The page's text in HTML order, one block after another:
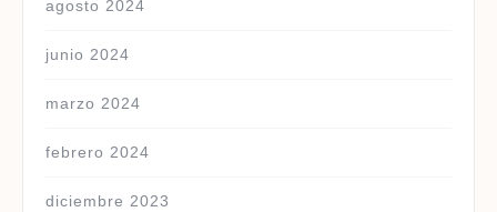
agosto 2024
junio 2024
marzo 2024
febrero 2024
diciembre 2023